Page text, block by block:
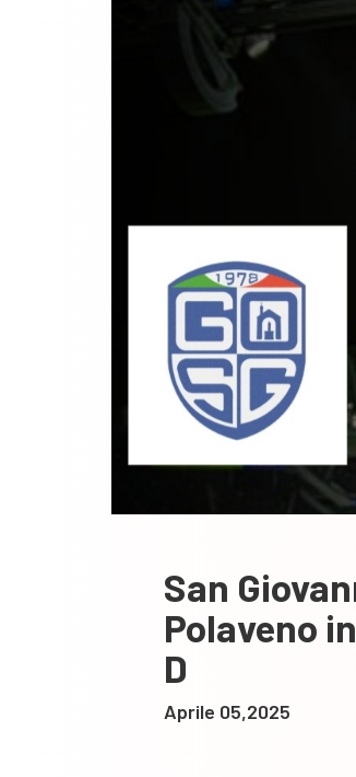
San
Polaveno
D
Aprile 05,2025